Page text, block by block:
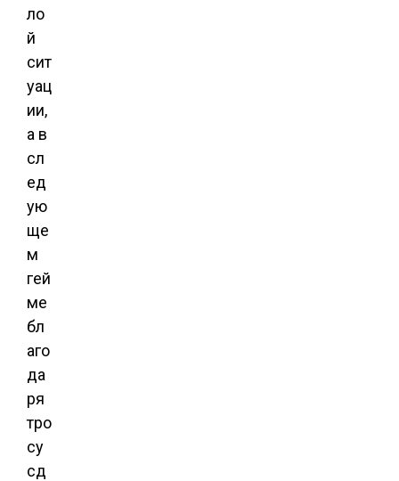
ло
й
сит
уац
ии,
а в
сл
ед
ую
ще
м
гей
ме
бл
аго
да
ря
тро
су
сд